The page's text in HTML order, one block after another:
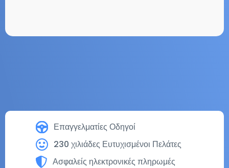
Επαγγελματίες Οδηγοί
230 χιλιάδες Ευτυχισμένοι Πελάτες
Ασφαλείς ηλεκτρονικές πληρωμές